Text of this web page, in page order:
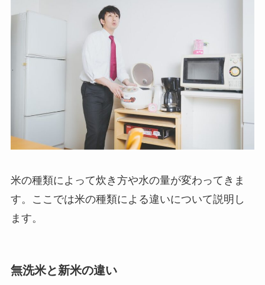
米の種類によって炊き方や水の量が変わってきま
す。ここでは米の種類による違いについて説明し
ます。
無洗米と新米の違い